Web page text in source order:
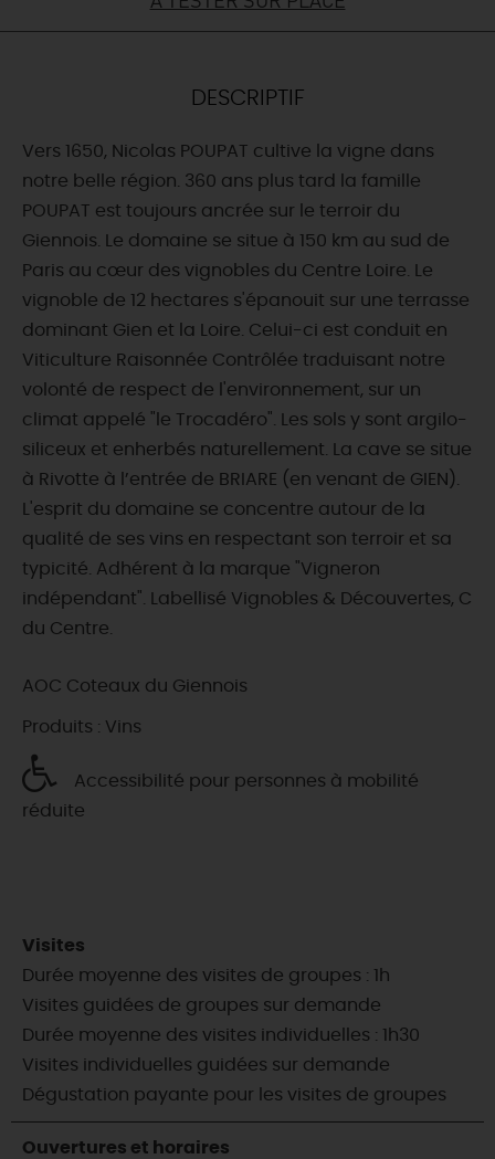
CETTE SEMAINE
TOUT L'AGENDA
DESCRIPTIF
Vers 1650, Nicolas POUPAT cultive la vigne dans
notre belle région. 360 ans plus tard la famille
POUPAT est toujours ancrée sur le terroir du
Giennois. Le domaine se situe à 150 km au sud de
Paris au cœur des vignobles du Centre Loire. Le
vignoble de 12 hectares s'épanouit sur une terrasse
dominant Gien et la Loire. Celui-ci est conduit en
Viticulture Raisonnée Contrôlée traduisant notre
volonté de respect de l'environnement, sur un
climat appelé "le Trocadéro". Les sols y sont argilo-
siliceux et enherbés naturellement. La cave se situe
à Rivotte à l’entrée de BRIARE (en venant de GIEN).
L'esprit du domaine se concentre autour de la
qualité de ses vins en respectant son terroir et sa
typicité. Adhérent à la marque "Vigneron
indépendant". Labellisé Vignobles & Découvertes, C
du Centre.
AOC Coteaux du Giennois
Produits : Vins
Accessibilité pour personnes à mobilité
réduite
Visites
Durée moyenne des visites de groupes : 1h
Visites guidées de groupes sur demande
Durée moyenne des visites individuelles : 1h30
Visites individuelles guidées sur demande
Dégustation payante pour les visites de groupes
Ouvertures et horaires